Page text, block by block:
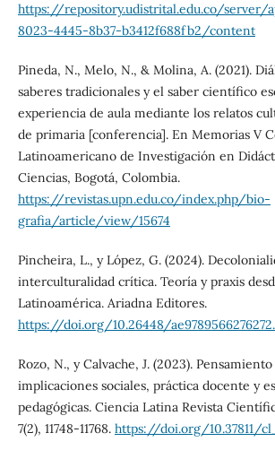
https://repository.udistrital.edu.co/
8023-4445-8b37-b3412f688fb2/content
Pineda, N., Melo, N., & Molina, A. (2021).
saberes tradicionales y el saber científico
experiencia de aula mediante los relatos
de primaria [conferencia]. En Memorias V
Latinoamericano de Investigación en
Ciencias, Bogotá, Colombia.
https://revistas.upn.edu.co/index.php/bio-
grafia/article/view/15674
Pincheira, L., y López, G. (2024).
interculturalidad crítica. Teoría y praxis
Latinoamérica. Ariadna Editores.
https://doi.org/10.26448/
Rozo, N., y Calvache, J. (2023).
implicaciones sociales, práctica docente y
pedagógicas. Ciencia Latina Revista
7(2), 11748-11768. https://doi.org/10.37811/